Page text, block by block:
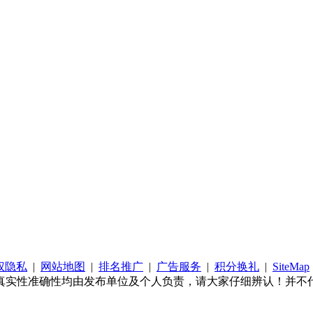
隐私 | 网站地图 | 排名推广 | 广告服务 | 积分换礼 | SiteMap
性准确性均由发布单位及个人负责，请大家仔细辨认！并不